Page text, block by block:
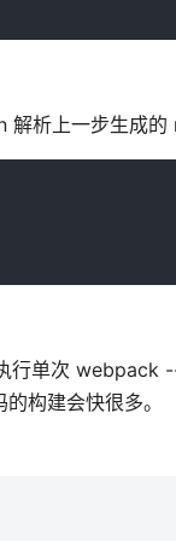
析上一步生成
行单次
构建会快很多。